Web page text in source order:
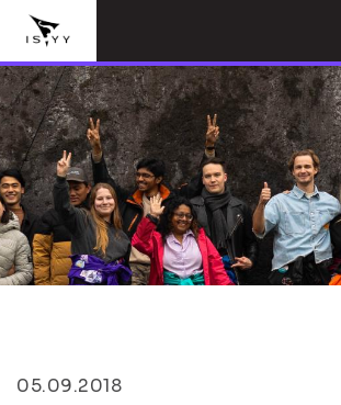
05.09.2018